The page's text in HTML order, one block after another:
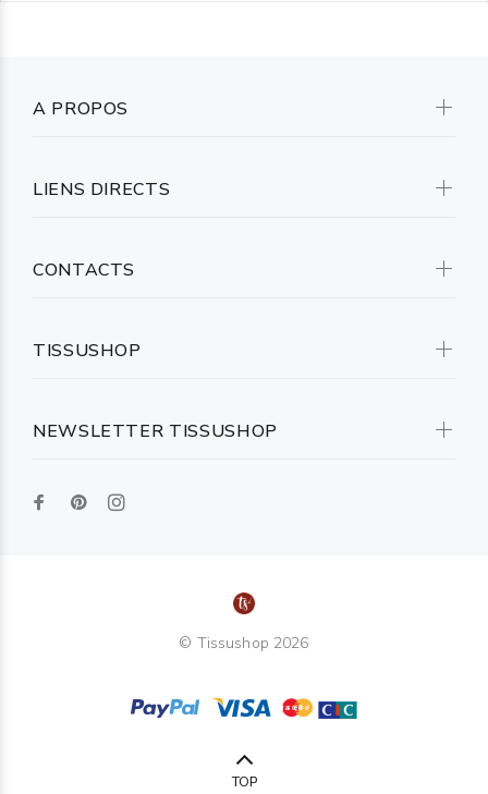
NEWSLETTER TISSUSHOP
A PROPOS
LIENS DIRECTS
CONTACTS
TISSUSHOP
© Tissushop 2026
TOP